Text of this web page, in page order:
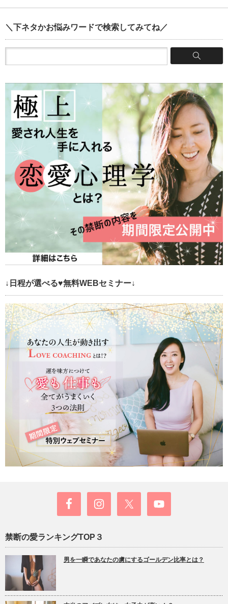
＼下ネタかお悩みワードで検索してみてね／
↓日程が選べる♥無料WEBセミナー↓
禁断の愛ランキングTOP３
男を一瞬であなたの虜にするゴールデン比率とは？